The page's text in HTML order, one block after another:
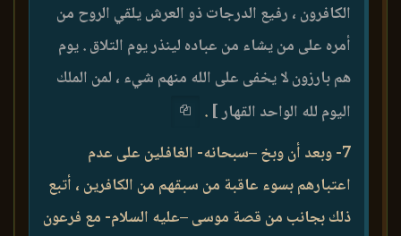
الكافرون ، رفيع الدرجات ذو العرش يلقي الروح من
أمره على من يشاء من عباده لينذر يوم التلاق . يوم
هم بارزون لا يخفى على الله منهم شيء ، لمن الملك
اليوم لله الواحد القهار ] .
7- وبعد أن وبخ –سبحانه- الغافلين على عدم
اعتبارهم بسوء عاقبة من سبقهم من الكافرين ، أتبع
ذلك بجانب من قصة موسى –عليه السلام- مع فرعون